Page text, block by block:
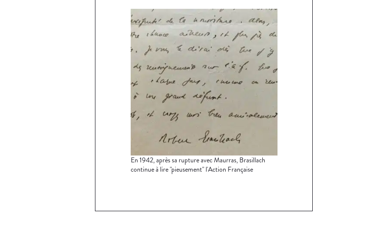
En 1942, après sa rupture avec Maurras, Brasillach
continue à lire "pieusement" l'Action Française